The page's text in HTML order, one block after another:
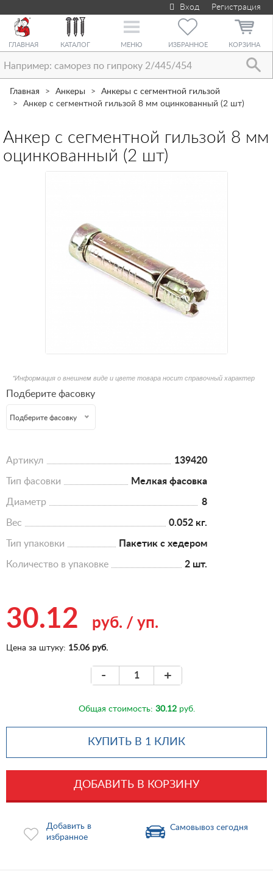
Вход Регистрация
ГЛАВНАЯ КАТАЛОГ
Toggle
МЕНЮ ИЗБРАННОЕ КОРЗИНА
Главная Анкеры
Анкеры с сегментной гильзой
Анкер с сегментной гильзой 8 мм оцинкованный (2 шт)
Анкер с сегментной гильзой 8 мм
оцинкованный (2 шт)
*Информация о внешнем виде и цвете товара носит справочный характер
Подберите фасовку
Подберите фасовку
Артикул 139420
Тип фасовки Мелкая фасовка
Диаметр 8
Вес 0.052 кг.
Тип упаковки Пакетик с хедером
Количество в упаковке 2 шт.
30.12 руб. / уп.
Цена за штуку: 15.06 руб.
- +
Общая стоимость: 30.12руб.
КУПИТЬ В 1 КЛИК
ДОБАВИТЬ В КОРЗИНУ
Добавить в
избранное
Самовывоз сегодня